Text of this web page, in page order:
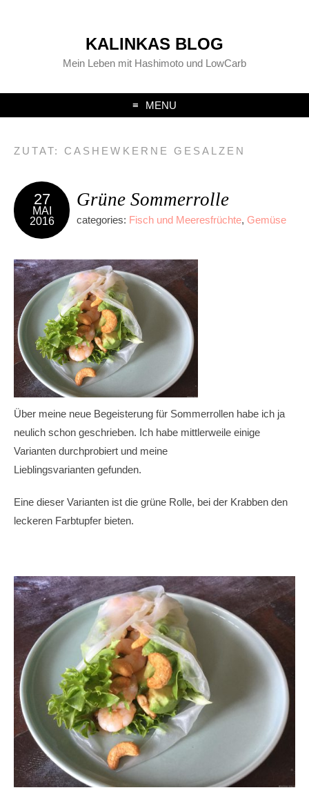
KALINKAS BLOG
Mein Leben mit Hashimoto und LowCarb
MENU
ZUTAT: CASHEWKERNE GESALZEN
27
MAI
2016
Grüne Sommerrolle
categories: Fisch und Meeresfrüchte, Gemüse
Über meine neue Begeisterung für Sommerrollen habe ich ja
neulich schon geschrieben. Ich habe mittlerweile einige
Varianten durchprobiert und meine
Lieblingsvarianten gefunden.
Eine dieser Varianten ist die grüne Rolle, bei der Krabben den
leckeren Farbtupfer bieten.